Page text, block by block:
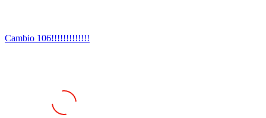
Cambio 106!!!!!!!!!!!!!